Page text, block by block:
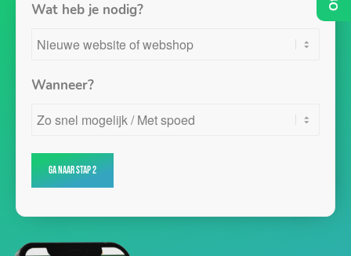
Wat heb je nodig?
Wanneer?